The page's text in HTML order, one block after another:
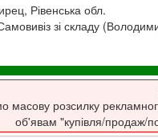
Рівенська обл.
зі складу
масову розсилку
об'явам "купівля/продаж/